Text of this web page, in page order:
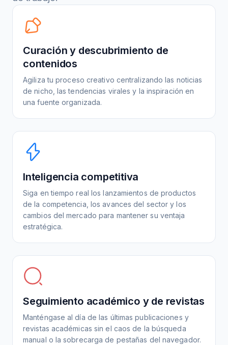
Curación y descubrimiento de
contenidos
Agiliza tu proceso creativo centralizando las noticias
de nicho, las tendencias virales y la inspiración en
una fuente organizada.
Inteligencia competitiva
Siga en tiempo real los lanzamientos de productos
de la competencia, los avances del sector y los
cambios del mercado para mantener su ventaja
estratégica.
Seguimiento académico y de revistas
Manténgase al día de las últimas publicaciones y
revistas académicas sin el caos de la búsqueda
manual o la sobrecarga de pestañas del navegador.